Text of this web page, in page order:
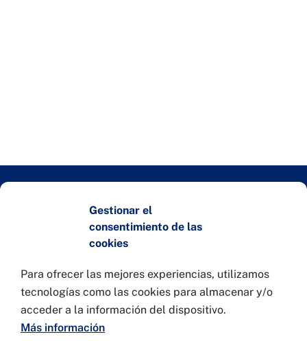
Gestionar el
consentimiento de las
cookies
Para ofrecer las mejores experiencias, utilizamos
tecnologías como las cookies para almacenar y/o
acceder a la información del dispositivo.
Más información
Entidades colaboradoras